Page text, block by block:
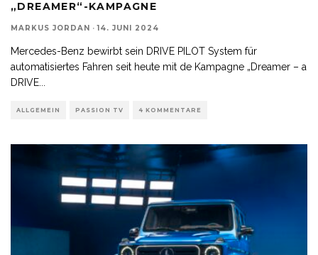
„DREAMER“-KAMPAGNE
MARKUS JORDAN · 14. JUNI 2024
Mercedes-Benz bewirbt sein DRIVE PILOT System für
automatisiertes Fahren seit heute mit de Kampagne „Dreamer – a
DRIVE...
ALLGEMEIN PASSION TV 4 KOMMENTARE